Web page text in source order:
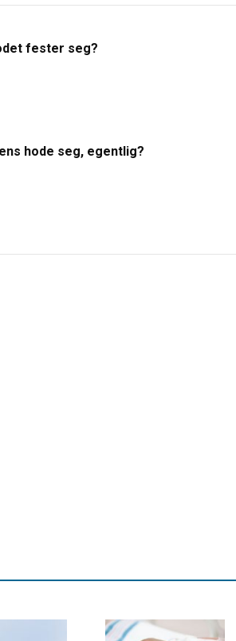
fester seg?
hode seg, egentlig?